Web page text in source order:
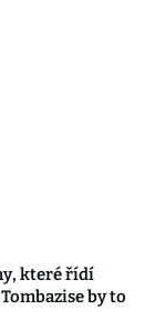
které řídí
by to